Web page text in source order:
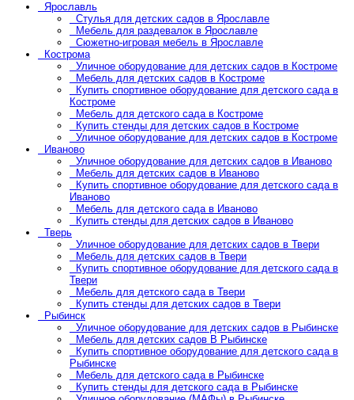
Ярославль
Стулья для детских садов в Ярославле
Мебель для раздевалок в Ярославле
Сюжетно-игровая мебель в Ярославле
Кострома
Уличное оборудование для детских садов в Костроме
Мебель для детских садов в Костроме
Купить спортивное оборудование для детского сада в
Костроме
Мебель для детского сада в Костроме
Купить стенды для детских садов в Костроме
Уличное оборудование для детских садов в Костроме
Иваново
Уличное оборудование для детских садов в Иваново
Мебель для детских садов в Иваново
Купить спортивное оборудование для детского сада в
Иваново
Мебель для детского сада в Иваново
Купить стенды для детских садов в Иваново
Тверь
Уличное оборудование для детских садов в Твери
Мебель для детских садов в Твери
Купить спортивное оборудование для детского сада в
Твери
Мебель для детского сада в Твери
Купить стенды для детских садов в Твери
Рыбинск
Уличное оборудование для детских садов в Рыбинске
Мебель для детских садов В Рыбинске
Купить спортивное оборудование для детского сада в
Рыбинске
Мебель для детского сада в Рыбинске
Купить стенды для детского сада в Рыбинске